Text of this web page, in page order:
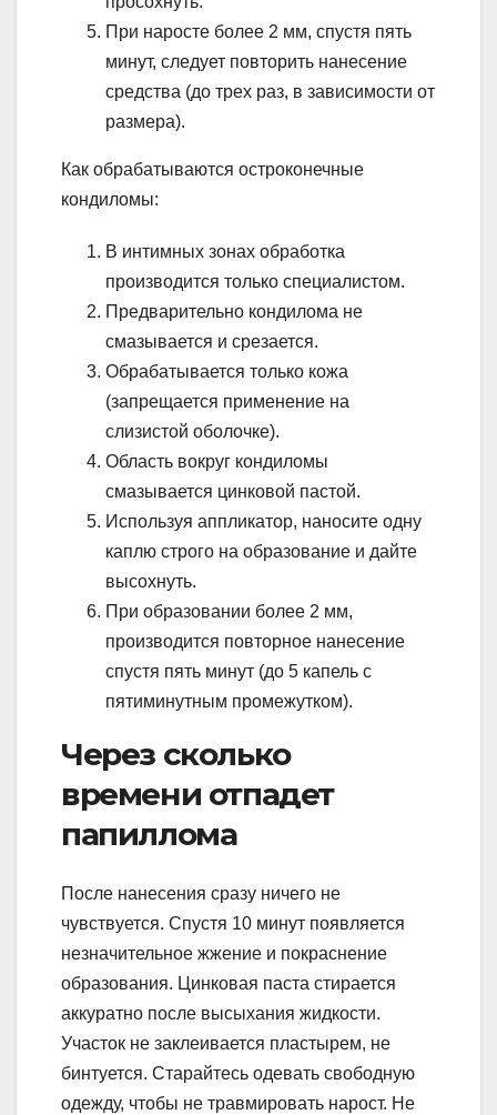
При наросте более 2 мм, спустя пять
минут, следует повторить нанесение
средства (до трех раз, в зависимости от
размера).
Как обрабатываются остроконечные
кондиломы:
В интимных зонах обработка
производится только специалистом.
Предварительно кондилома не
смазывается и срезается.
Обрабатывается только кожа
(запрещается применение на
слизистой оболочке).
Область вокруг кондиломы
смазывается цинковой пастой.
Используя аппликатор, наносите одну
каплю строго на образование и дайте
высохнуть.
При образовании более 2 мм,
производится повторное нанесение
спустя пять минут (до 5 капель с
пятиминутным промежутком).
Через сколько
времени отпадет
папиллома
После нанесения сразу ничего не
чувствуется. Спустя 10 минут появляется
незначительное жжение и покраснение
образования. Цинковая паста стирается
аккуратно после высыхания жидкости.
Участок не заклеивается пластырем, не
бинтуется. Старайтесь одевать свободную
одежду, чтобы не травмировать нарост. Не